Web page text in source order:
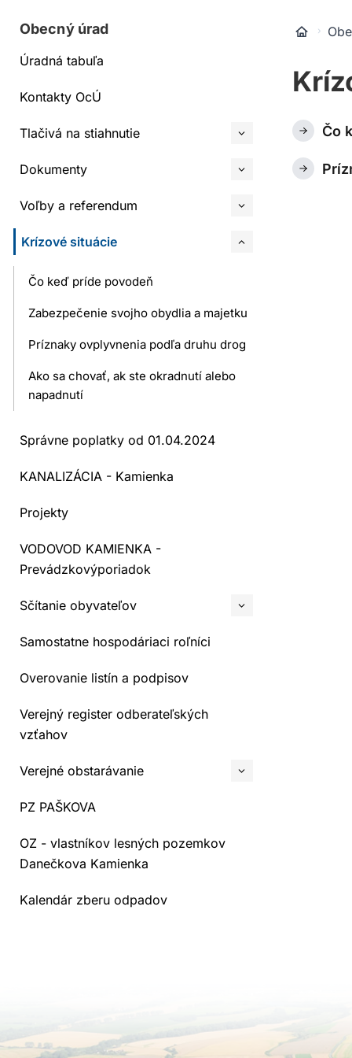
Obecný úrad
Úradná tabuľa
Kontakty OcÚ
Tlačivá na stiahnutie
Dokumenty
Voľby a referendum
Krízové situácie
Čo keď príde povodeň
Zabezpečenie svojho obydlia a majetku
Príznaky ovplyvnenia podľa druhu drog
Ako sa chovať, ak ste okradnutí alebo
napadnutí
Správne poplatky od 01.04.2024
KANALIZÁCIA - Kamienka
Projekty
VODOVOD KAMIENKA -
Prevádzkovýporiadok
Sčítanie obyvateľov
Samostatne hospodáriaci roľníci
Overovanie listín a podpisov
Verejný register odberateľských
vzťahov
Verejné obstarávanie
PZ PAŠKOVA
OZ - vlastníkov lesných pozemkov
Danečkova Kamienka
Kalendár zberu odpadov
Čo